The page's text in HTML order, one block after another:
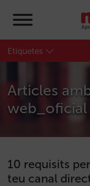
Etiquetes
Articles
web_oficial
10 requisits
teu canal